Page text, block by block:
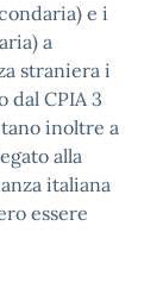
e i
a
straniera i
dal CPIA 3
inoltre a
alla
italiana
essere